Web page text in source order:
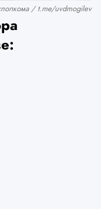
/ t.me/uvdmogilev